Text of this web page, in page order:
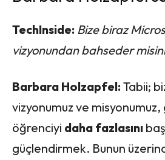
TechInside: Bize biraz
vizyonundan bahseder
Barbara Holzapfel: Tabii;
vizyonumuz ve
öğrenciyi daha fazlasını
güçlendirmek. Bunun